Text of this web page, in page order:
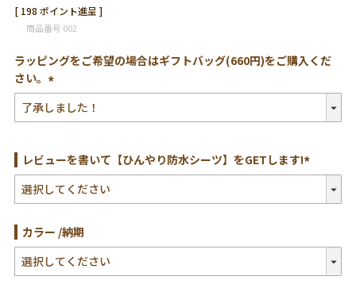
[ 198 ポイント進呈 ]
商品番号 002
ラッピングをご希望の場合はギフトバッグ(660円)をご購入くだ
さい。
(必
須)
レビューを書いて【ひんやり防水シーツ】をGETします!
(必
カラー 納期